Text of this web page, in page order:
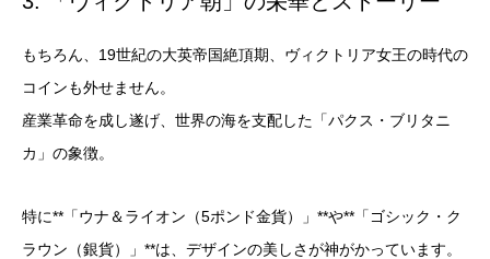
もちろん、19世紀の大英帝国絶頂期、ヴィクトリア女王の時代の
コインも外せません。
産業革命を成し遂げ、世界の海を支配した「パクス・ブリタニ
カ」の象徴。
特に**「ウナ＆ライオン（5ポンド金貨）」**や**「ゴシック・ク
ラウン（銀貨）」**は、デザインの美しさが神がかっています。